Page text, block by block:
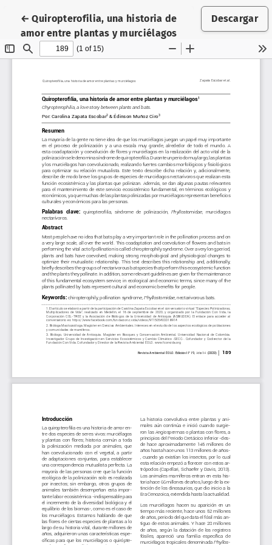
←Volver a los detalles del artículo
Quiropterofilia, una historia de
amor entre plantas y murciélagos
Descargar